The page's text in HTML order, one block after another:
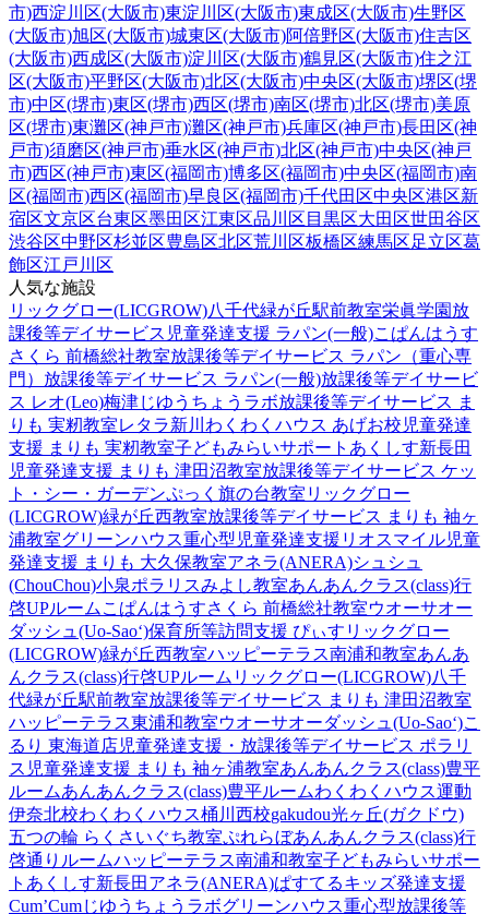
市)西淀川区(大阪市)東淀川区(大阪市)東成区(大阪市)生野区
(大阪市)旭区(大阪市)城東区(大阪市)阿倍野区(大阪市)住吉区
(大阪市)西成区(大阪市)淀川区(大阪市)鶴見区(大阪市)住之江
区(大阪市)平野区(大阪市)北区(大阪市)中央区(大阪市)堺区(堺
市)中区(堺市)東区(堺市)西区(堺市)南区(堺市)北区(堺市)美原
区(堺市)東灘区(神戸市)灘区(神戸市)兵庫区(神戸市)長田区(神
戸市)須磨区(神戸市)垂水区(神戸市)北区(神戸市)中央区(神戸
市)西区(神戸市)東区(福岡市)博多区(福岡市)中央区(福岡市)南
区(福岡市)西区(福岡市)早良区(福岡市)千代田区中央区港区新
宿区文京区台東区墨田区江東区品川区 目黒区大田区世田谷区
渋谷区中野区杉並区豊島区北区荒川区板橋区練馬区足立区葛
飾区江戸川区
人気な施設
リックグロー(LICGROW)八千代緑が丘駅前教室栄眞学園放
課後等デイサービス 児童発達支援 ラパン(一般)こぱんはうす
さくら 前橋総社教室放課後等デイサービス ラパン（重心専
門） 放課後等デイサービス ラパン(一般)放課後等デイサービ
ス レオ(Leo)梅津じゆうちょうラボ放課後等デイサービス ま
りも 実籾教室レタラ新川 わくわくハウス あげお校 児童発達
支援 まりも 実籾教室子どもみらいサポートあくしす新長田
児童発達支援 まりも 津田沼教室放課後等デイサービス ケッ
ト・シー・ガーデンぷっく旗の台教室 リックグロー
(LICGROW)緑が丘西教室放課後等デイサービス まりも 袖ヶ
浦教室グリーンハウス重心型児童発達支援 リオスマイル児童
発達支援 まりも 大久保教室アネラ(ANERA)シュシュ
(ChouChou)小泉ポラリスみよし教室あんあんクラス(class)行
啓UPルーム こぱんはうすさくら 前橋総社教室ウオーサオー
ダッシュ(Uo-Sao‘)保育所等訪問支援 ぴぃす リックグロー
(LICGROW)緑が丘西教室ハッピーテラス南浦和教室あんあ
んクラス(class)行啓UPルーム リックグロー(LICGROW)八千
代緑が丘駅前教室放課後等デイサービス まりも 津田沼教室
ハッピーテラス東浦和教室ウオーサオーダッシュ(Uo-Sao‘)こ
るり 東海道店児童発達支援・放課後等デイサービス ポラリ
ス 児童発達支援 まりも 袖ヶ浦教室あんあんクラス(class)豊平
ルームあんあんクラス(class)豊平ルームわくわくハウス運動
伊奈北校わくわくハウス桶川西校gakudou光ヶ丘(ガクドウ)
五つの輪 らくさいぐち教室ぷれらぼあんあんクラス(class)行
啓通りルームハッピーテラス南浦和教室子どもみらいサポー
トあくしす新長田 アネラ(ANERA)ぱすてるキッズ発達支援
Cum’Cumじゆうちょうラボグリーンハウス重心型放課後等